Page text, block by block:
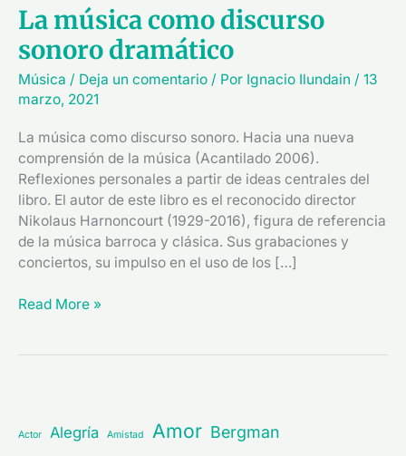
La música como discurso
sonoro dramático
Música / Deja un comentario / Por Ignacio Ilundain / 13
marzo, 2021
La música como discurso sonoro. Hacia una nueva
comprensión de la música (Acantilado 2006).
Reflexiones personales a partir de ideas centrales del
libro. El autor de este libro es el reconocido director
Nikolaus Harnoncourt (1929-2016), figura de referencia
de la música barroca y clásica. Sus grabaciones y
conciertos, su impulso en el uso de los […]
Read More »
Actor Alegría Amistad Amor Bergman